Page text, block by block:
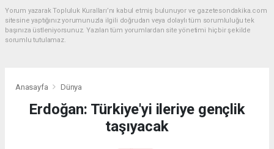
Yorum yazarak Topluluk Kuralları’nı kabul etmiş bulunuyor ve gazetesondakika.com
sitesine yaptığınız yorumunuzla ilgili doğrudan veya dolaylı tüm sorumluluğu tek
başınıza üstleniyorsunuz. Yazılan tüm yorumlardan site yönetimi hiçbir şekilde
sorumlu tutulamaz.
Anasayfa Dünya
Erdoğan: Türkiye'yi ileriye gençlik
taşıyacak